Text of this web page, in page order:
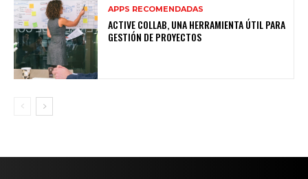
APPS RECOMENDADAS
ACTIVE COLLAB, UNA HERRAMIENTA ÚTIL PARA
GESTIÓN DE PROYECTOS